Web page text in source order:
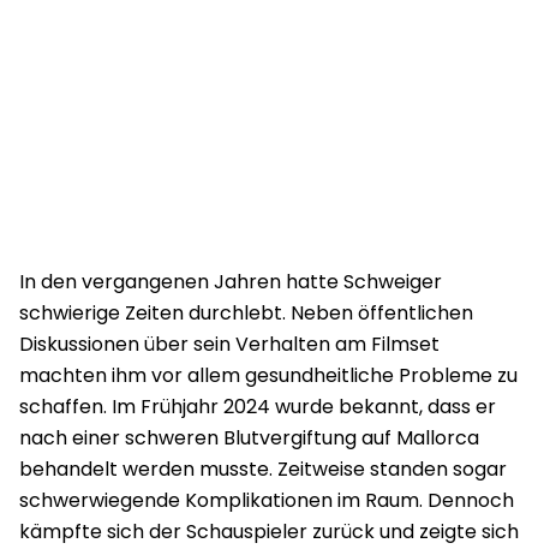
In den vergangenen Jahren hatte Schweiger
schwierige Zeiten durchlebt. Neben öffentlichen
Diskussionen über sein Verhalten am Filmset
machten ihm vor allem gesundheitliche Probleme zu
schaffen. Im Frühjahr 2024 wurde bekannt, dass er
nach einer schweren Blutvergiftung auf Mallorca
behandelt werden musste. Zeitweise standen sogar
schwerwiegende Komplikationen im Raum. Dennoch
kämpfte sich der Schauspieler zurück und zeigte sich